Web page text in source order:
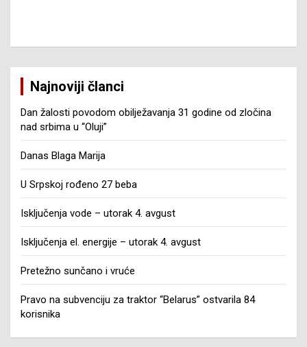
Najnoviji članci
Dan žalosti povodom obilježavanja 31 godine od zločina
nad srbima u “Oluji”
Danas Blaga Marija
U Srpskoj rođeno 27 beba
Isključenja vode – utorak 4. avgust
Isključenja el. energije – utorak 4. avgust
Pretežno sunčano i vruće
Pravo na subvenciju za traktor “Belarus” ostvarila 84
korisnika